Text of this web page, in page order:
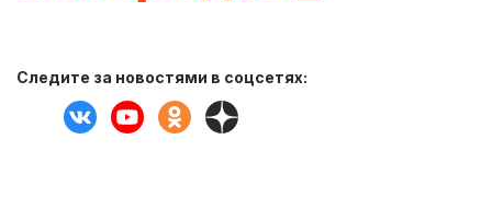
Следите за новостями в соцсетях: